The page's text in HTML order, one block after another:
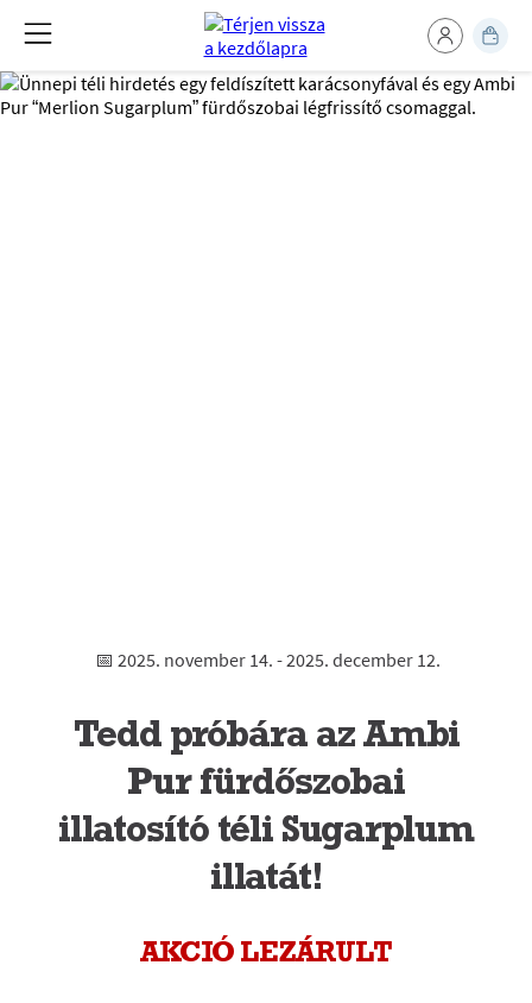
📅 2025. november 14. - 2025. december 12.
Tedd próbára az Ambi
Pur fürdőszobai
illatosító téli Sugarplum
illatát!
AKCIÓ LEZÁRULT